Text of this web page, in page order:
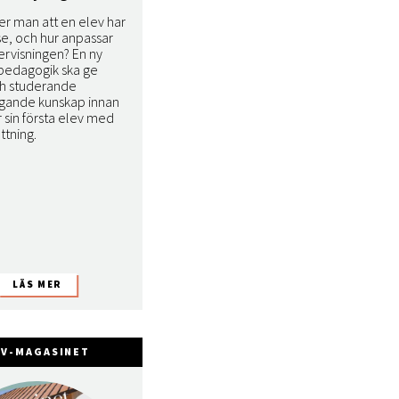
man att en elev har
och hur anpassar
En ny
ska ge
studerande
kunskap innan
första elev med
MAGASINET